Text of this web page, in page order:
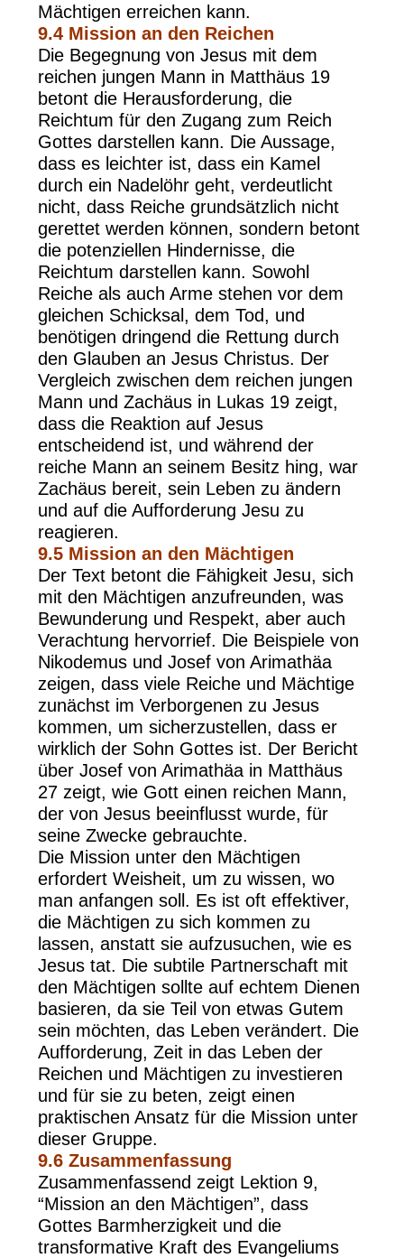
Mächtigen erreichen kann.
9.4 Mission an den Reichen
Die Begegnung von Jesus mit dem
reichen jungen Mann in Matthäus 19
betont die Herausforderung, die
Reichtum für den Zugang zum Reich
Gottes darstellen kann. Die Aussage,
dass es leichter ist, dass ein Kamel
durch ein Nadelöhr geht, verdeutlicht
nicht, dass Reiche grundsätzlich nicht
gerettet werden können, sondern betont
die potenziellen Hindernisse, die
Reichtum darstellen kann. Sowohl
Reiche als auch Arme stehen vor dem
gleichen Schicksal, dem Tod, und
benötigen dringend die Rettung durch
den Glauben an Jesus Christus. Der
Vergleich zwischen dem reichen jungen
Mann und Zachäus in Lukas 19 zeigt,
dass die Reaktion auf Jesus
entscheidend ist, und während der
reiche Mann an seinem Besitz hing, war
Zachäus bereit, sein Leben zu ändern
und auf die Aufforderung Jesu zu
reagieren.
9.5 Mission an den Mächtigen
Der Text betont die Fähigkeit Jesu, sich
mit den Mächtigen anzufreunden, was
Bewunderung und Respekt, aber auch
Verachtung hervorrief. Die Beispiele von
Nikodemus und Josef von Arimathäa
zeigen, dass viele Reiche und Mächtige
zunächst im Verborgenen zu Jesus
kommen, um sicherzustellen, dass er
wirklich der Sohn Gottes ist. Der Bericht
über Josef von Arimathäa in Matthäus
27 zeigt, wie Gott einen reichen Mann,
der von Jesus beeinflusst wurde, für
seine Zwecke gebrauchte.
Die Mission unter den Mächtigen
erfordert Weisheit, um zu wissen, wo
man anfangen soll. Es ist oft effektiver,
die Mächtigen zu sich kommen zu
lassen, anstatt sie aufzusuchen, wie es
Jesus tat. Die subtile Partnerschaft mit
den Mächtigen sollte auf echtem Dienen
basieren, da sie Teil von etwas Gutem
sein möchten, das Leben verändert. Die
Aufforderung, Zeit in das Leben der
Reichen und Mächtigen zu investieren
und für sie zu beten, zeigt einen
praktischen Ansatz für die Mission unter
dieser Gruppe.
9.6 Zusammenfassung
Zusammenfassend zeigt Lektion 9,
“Mission an den Mächtigen”, dass
Gottes Barmherzigkeit und die
transformative Kraft des Evangeliums